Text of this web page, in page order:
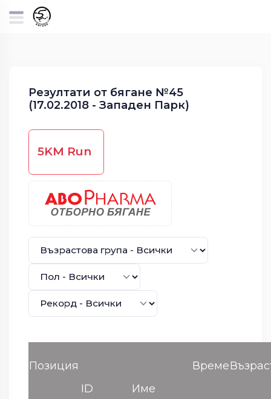
Резултати от бягане №45
(17.02.2018 - Западен Парк)
5KM Run
Позиция
ID
Име
Време